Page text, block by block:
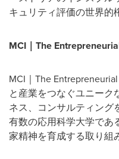
キュリティ評価の世界的
MCI｜The
MCI｜The
と産業をつなぐユニーク
ネス、コンサルティング
有数の応用科学大学であ
家精神を育成する取り組